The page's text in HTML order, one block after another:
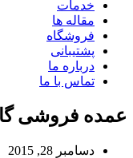
خدمات
مقاله ها
فروشگاه
پشتیبانی
درباره ما
تماس با ما
عمده فروشی
دسامبر 28, 2015